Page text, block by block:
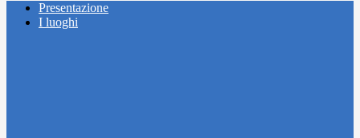
Presentazione
I luoghi